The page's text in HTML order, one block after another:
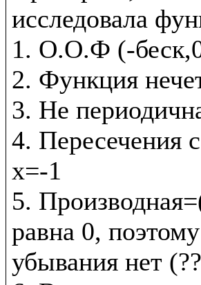
исследовала
1. О.О.Ф (-
2. Функция
3. Не
4. Пересечения
x=-1
5.
равна 0,
убывания нет